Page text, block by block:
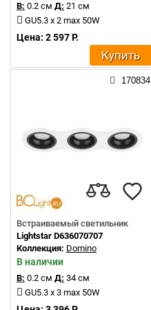
В: 0.2 см Д: 21 см
GU5.3 x 2 max 50W
Цена: 2 597 Р.
Купить
170834
Встраиваемый светильник
Lightstar D636070707
Коллекция: Domino
В наличии
В: 0.2 см Д: 34 см
GU5.3 x 3 max 50W